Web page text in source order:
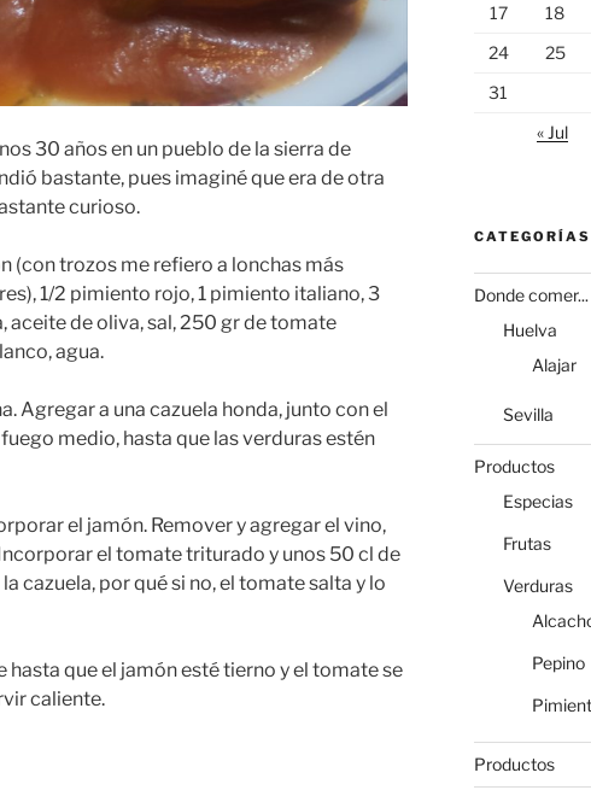
30 años en un pueblo de la sierra de
bastante, pues imaginé que era de otra
curioso.
(con trozos me refiero a lonchas más
1/2 pimiento rojo, 1 pimiento italiano, 3
aceite de oliva, sal, 250 gr de tomate
agua.
Agregar a una cazuela honda, junto con el
medio, hasta que las verduras estén
el jamón. Remover y agregar el vino,
el tomate triturado y unos 50 cl de
cazuela, por qué si no, el tomate salta y lo
hasta que el jamón esté tierno y el tomate se
caliente.
17
18
24
25
31
« Jul
CATEGORÍAS
Donde comer...
Huelva
Alajar
Sevilla
Productos
Especias
Frutas
Verduras
Pepino
Productos